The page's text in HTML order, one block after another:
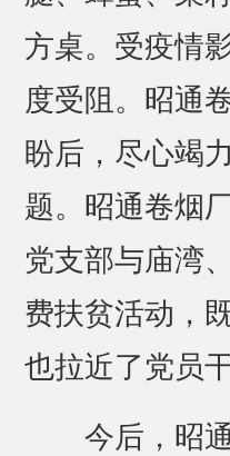
方桌。受疫情
度受阻。昭通
盼后，尽心竭
题。昭通卷烟
党支部与庙湾
费扶贫活动，
也拉近了党员
今后，昭通